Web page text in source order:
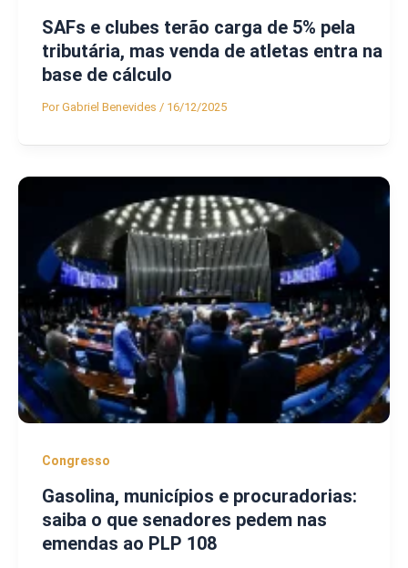
SAFs e clubes terão carga de 5% pela
tributária, mas venda de atletas entra na
base de cálculo
PorGabriel Benevides / 16/12/2025
Congresso
Gasolina, municípios e procuradorias:
saiba o que senadores pedem nas
emendas ao PLP 108